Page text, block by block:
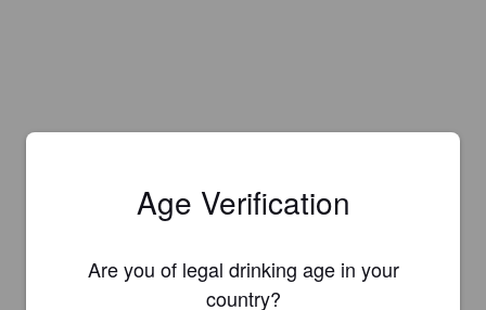
Age Verification
Are you of legal drinking age in your
country?